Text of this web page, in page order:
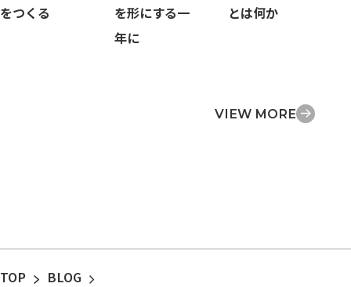
をつくる
を形にする一
年に
とは何か
VIEW MORE
TOP
BLOG